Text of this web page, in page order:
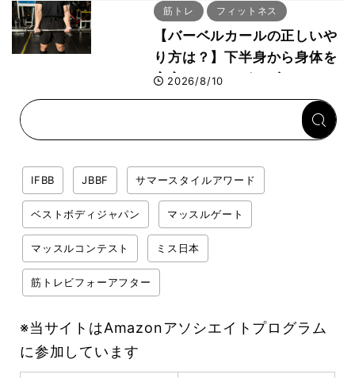
法をボディビル世界王者・鈴
木雅選手が解説
筋トレ フィットネス
【バーベルカールの正しいや
り方は？】下半身から身体を
安定させるのがカギ！
2026/8/10
IFBB JBBF サマースタイルアワード
ベストボディジャパン マッスルゲート
マッスルコンテスト ミス日本
筋トレビフォーアフター
※当サイトはAmazonアソシエイトプログラム
に参加しています